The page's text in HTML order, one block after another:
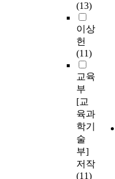
(13)
이상
헌
(11)
교육
부
[교
육과
학기
술
부]
저작
(11)